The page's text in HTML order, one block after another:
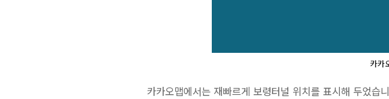
카카
카카오맵에서는 재빠르게 보령터널 위치를 표시해 두었